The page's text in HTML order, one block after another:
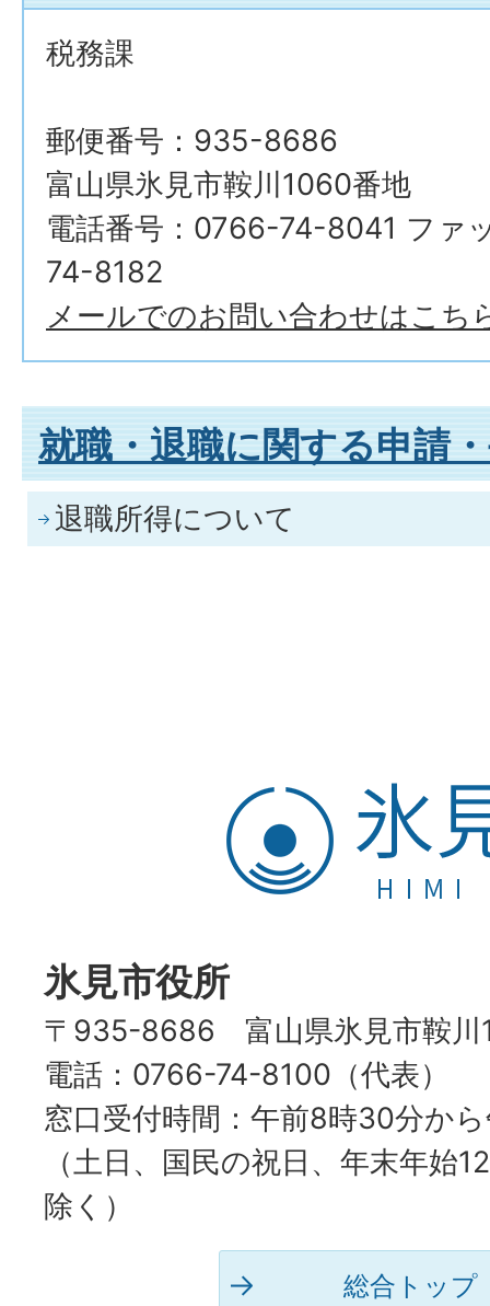
税務課
郵便番号：935-8686
富山県氷見市鞍川1060番地
電話番号：0766-74-8041 ファ
74-8182
メールでのお問い合わせはこち
就職・退職に関する申請
退職所得について
氷
見
市
氷見市役所
〒935-8686 富山県氷見市鞍川
電話：0766-74-8100（代表）
窓口受付時間：午前8時30分か
（土日、国民の祝日、年末年始
除く）
総合トップ